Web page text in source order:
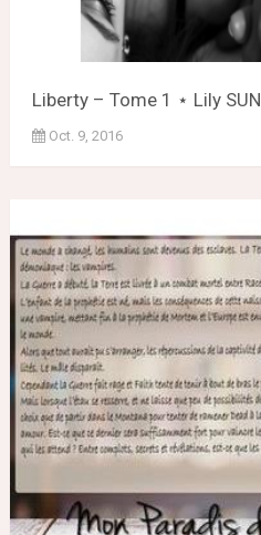
Liberty – Tome 1 ⋆ Lily SUN
Oct. 9, 2016